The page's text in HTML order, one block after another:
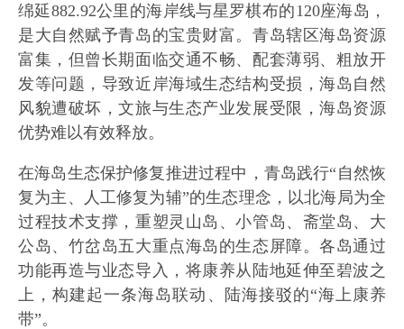
绵延882.92公里的海岸线与星罗棋布的120座海岛，
是大自然赋予青岛的宝贵财富。青岛辖区海岛资源
富集，但曾长期面临交通不畅、配套薄弱、粗放开
发等问题，导致近岸海域生态结构受损，海岛自然
风貌遭破坏，文旅与生态产业发展受限，海岛资源
优势难以有效释放。
在海岛生态保护修复推进过程中，青岛践行“自然恢
复为主、人工修复为辅”的生态理念，以北海局为全
过程技术支撑，重塑灵山岛、小管岛、斋堂岛、大
公岛、竹岔岛五大重点海岛的生态屏障。各岛通过
功能再造与业态导入，将康养从陆地延伸至碧波之
上，构建起一条海岛联动、陆海接驳的“海上康养
带”。